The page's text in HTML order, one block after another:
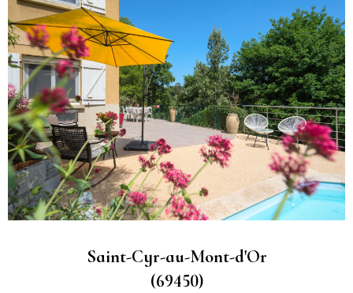
Saint-Cyr-au-Mont-d'Or
(69450)